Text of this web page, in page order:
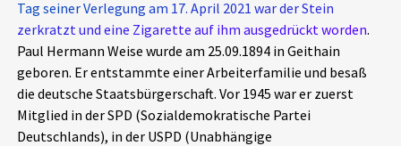
Schlaglichter
Phänomene
Aktuelles
Tag seiner Verlegung am 17. April 2021 war der Stein
zerkratzt und eine Zigarette auf ihm ausgedrückt worden.
Paul Hermann Weise wurde am 25.09.1894 in Geithain
geboren. Er entstammte einer Arbeiterfamilie und besaß
die deutsche Staatsbürgerschaft. Vor 1945 war er zuerst
Mitglied in der SPD (Sozialdemokratische Partei
Deutschlands), in der USPD (Unabhängige